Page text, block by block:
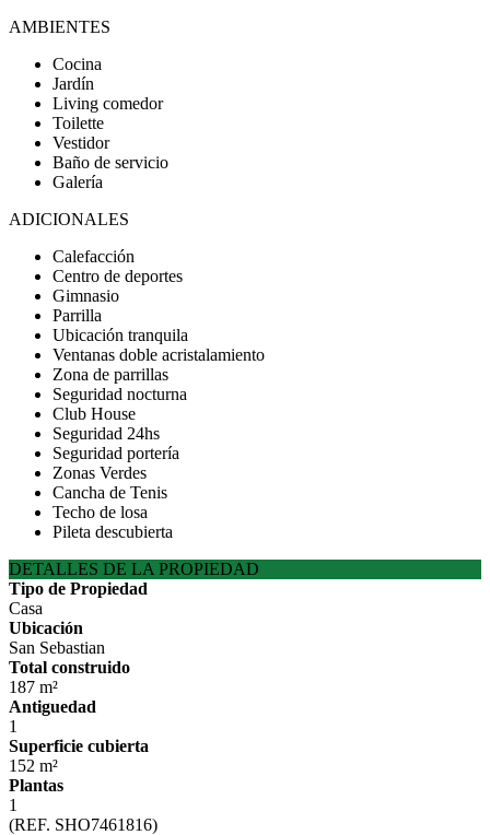
AMBIENTES
Cocina
Jardín
Living comedor
Toilette
Vestidor
Baño de servicio
Galería
ADICIONALES
Calefacción
Centro de deportes
Gimnasio
Parrilla
Ubicación tranquila
Ventanas doble acristalamiento
Zona de parrillas
Seguridad nocturna
Club House
Seguridad 24hs
Seguridad portería
Zonas Verdes
Cancha de Tenis
Techo de losa
Pileta descubierta
DETALLES DE LA PROPIEDAD
Tipo de Propiedad
Casa
Ubicación
San Sebastian
Total construido
187 m²
Antiguedad
1
Superficie cubierta
152 m²
Plantas
1
(REF. SHO7461816)